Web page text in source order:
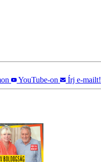
YouTube-on Írj e-mailt!